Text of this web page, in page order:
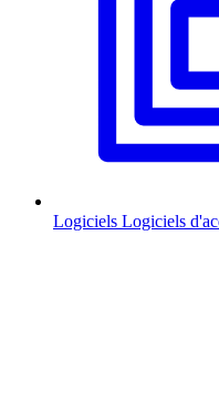
Logiciels Logiciels